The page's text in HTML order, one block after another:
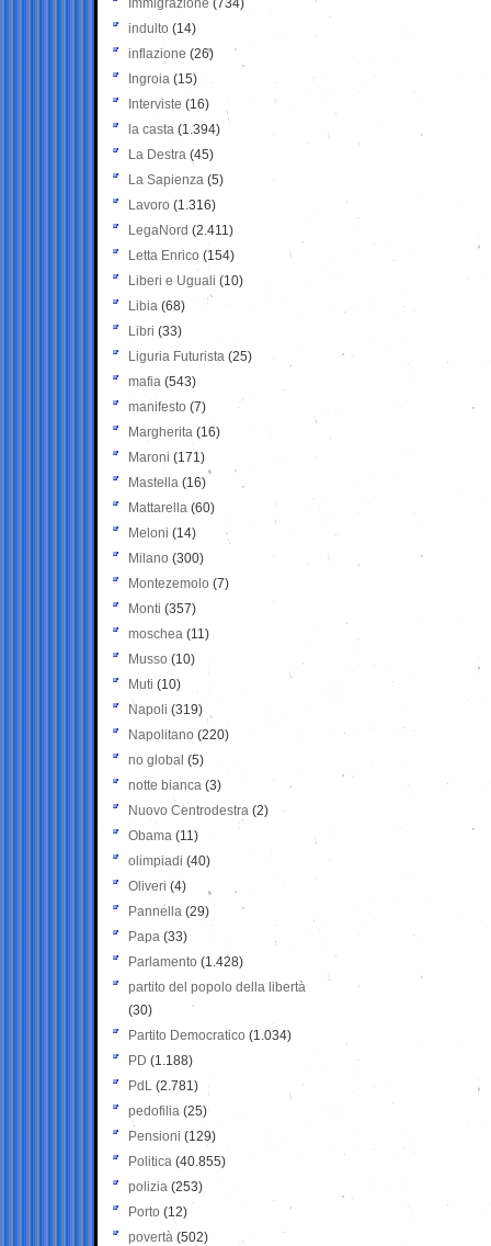
Immigrazione (734)
indulto (14)
inflazione (26)
Ingroia (15)
Interviste (16)
la casta (1.394)
La Destra (45)
La Sapienza (5)
Lavoro (1.316)
LegaNord (2.411)
Letta Enrico (154)
Liberi e Uguali (10)
Libia (68)
Libri (33)
Liguria Futurista (25)
mafia (543)
manifesto (7)
Margherita (16)
Maroni (171)
Mastella (16)
Mattarella (60)
Meloni (14)
Milano (300)
Montezemolo (7)
Monti (357)
moschea (11)
Musso (10)
Muti (10)
Napoli (319)
Napolitano (220)
no global (5)
notte bianca (3)
Nuovo Centrodestra (2)
Obama (11)
olimpiadi (40)
Oliveri (4)
Pannella (29)
Papa (33)
Parlamento (1.428)
partito del popolo della libertà
(30)
Partito Democratico (1.034)
PD (1.188)
PdL (2.781)
pedofilia (25)
Pensioni (129)
Politica (40.855)
polizia (253)
Porto (12)
povertà (502)